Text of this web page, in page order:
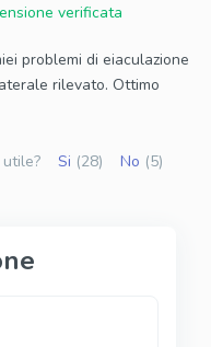
verificata
problemi di eiaculazione
rilevato. Ottimo
Si (28) No (5)